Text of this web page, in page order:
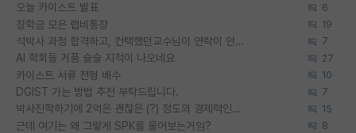
오늘 카이스트 발표 6
장학금 모은 랩비통장 19
석박사 과정 합격하고, 컨택했던교수님이 연락이 안됩니다... 7
AI 학회들 거품 슬슬 지적이 나오네요 27
카이스트 서류 전형 배수 10
DGIST 가는 방법 추천 부탁드립니다. 7
박사진학하기에 2억은 괜찮은 (?) 정도의 경제력인가요 15
근데 여기는 왜 그렇게 SPK를 물어보는거임? 8